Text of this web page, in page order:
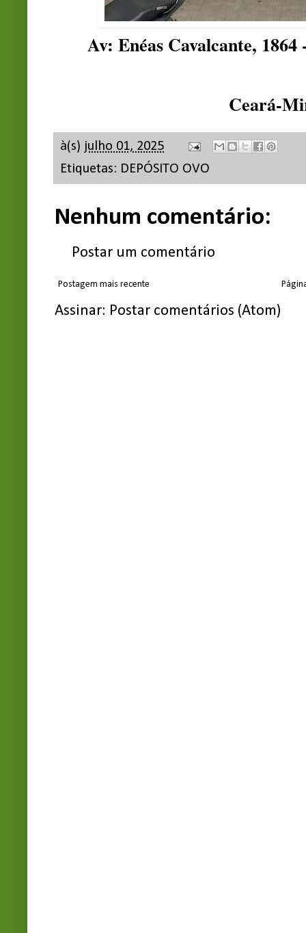
Av: Enéas Cavalcante,
Ceará-
à(s) julho 01, 2025
Etiquetas: DEPÓSITO OVO
Nenhum comentário:
Postar um comentário
Postagem mais recente
Assinar: Postar comentários (Atom)